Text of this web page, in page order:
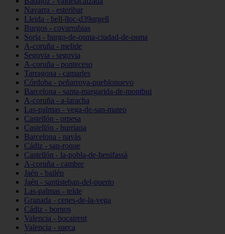
Navarra - esteribar
Lleida - bell-lloc-d39urgell
Burgos - covarrubias
Soria - burgo-de-osma-ciudad-de-osma
A-coruña - melide
Segovia - segovia
A-coruña - ponteceso
Tarragona - camarles
Córdoba - peñarroya-pueblonuevo
Barcelona - santa-margarida-de-montbui
A-coruña - a-laracha
Las-palmas - vega-de-san-mateo
Castellón - orpesa
Castellón - burriana
Barcelona - navàs
Cádiz - san-roque
Castellón - la-pobla-de-benifassà
A-coruña - cambre
Jaén - bailén
Jaén - santisteban-del-puerto
Las-palmas - telde
Granada - cenes-de-la-vega
Cádiz - bornos
Valencia - bocairent
Valencia - sueca